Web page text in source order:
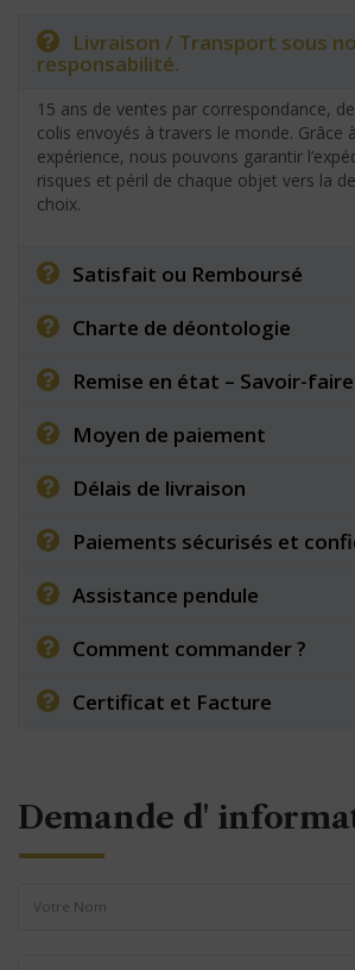
Livraison / Transport sous
responsabilité.
15 ans de ventes par correspondance,
colis envoyés à travers le monde. Grâce
expérience, nous pouvons garantir
risques et péril de chaque objet vers la
choix.
Satisfait ou Remboursé
Charte de déontologie
Remise en état – Savoir-faire
Moyen de paiement
Délais de livraison
Paiements sécurisés et
Assistance pendule
Comment commander ?
Certificat et Facture
Demande d'